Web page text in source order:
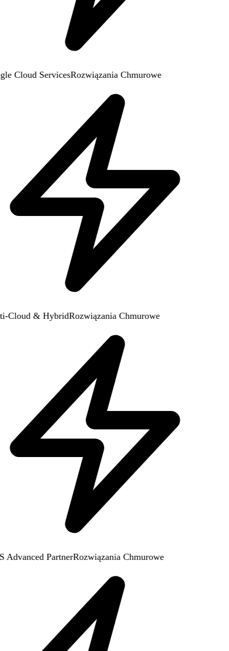
Cloud ServicesRozwiązania Chmurowe
Cloud & HybridRozwiązania Chmurowe
Advanced PartnerRozwiązania Chmurowe